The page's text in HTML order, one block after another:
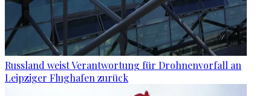
Russland weist Verantwortung für Drohnenvorfall an
Leipziger Flughafen zurück